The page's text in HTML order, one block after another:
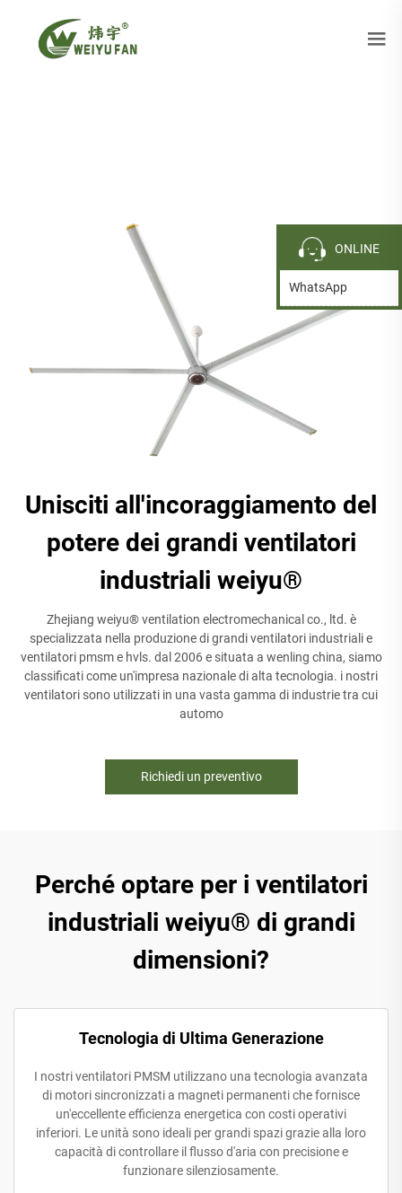
Unisciti all'incoraggiamento del
potere dei grandi ventilatori
industriali weiyu®
Zhejiang weiyu® ventilation electromechanical co., ltd. è
specializzata nella produzione di grandi ventilatori industriali e
ventilatori pmsm e hvls. dal 2006 e situata a wenling china, siamo
classificati come un'impresa nazionale di alta tecnologia. i nostri
ventilatori sono utilizzati in una vasta gamma di industrie tra cui
automo
Richiedi un preventivo
Perché optare per i ventilatori
industriali weiyu® di grandi
dimensioni?
Tecnologia di Ultima Generazione
I nostri ventilatori PMSM utilizzano una tecnologia avanzata
di motori sincronizzati a magneti permanenti che fornisce
un'eccellente efficienza energetica con costi operativi
inferiori. Le unità sono ideali per grandi spazi grazie alla loro
capacità di controllare il flusso d'aria con precisione e
funzionare silenziosamente.
ONLINE
WhatsApp